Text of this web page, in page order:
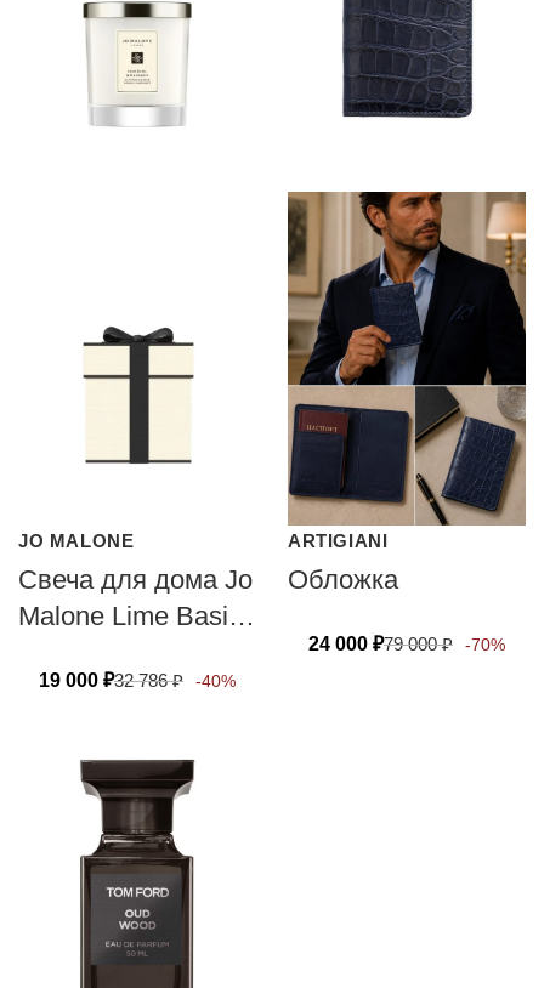
JO MALONE
Свеча для дома Jo
Malone Lime Basil
19 000 ₽32 786₽ -40%
ARTIGIANI
Обложка
24 000 ₽79 000₽ -70%